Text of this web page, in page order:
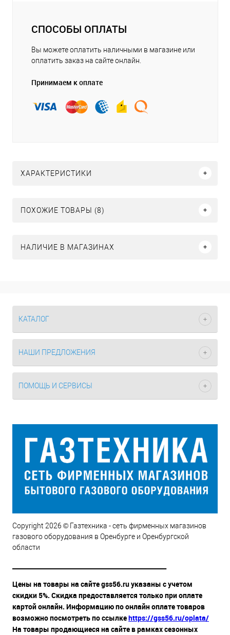
СПОСОБЫ ОПЛАТЫ
Вы можете оплатить наличными в магазине или
оплатить заказ на сайте онлайн.
Принимаем к оплате
ХАРАКТЕРИСТИКИ
ПОХОЖИЕ ТОВАРЫ (8)
НАЛИЧИЕ В МАГАЗИНАХ
КАТАЛОГ
НАШИ ПРЕДЛОЖЕНИЯ
ПОМОЩЬ И СЕРВИСЫ
Copyright 2026 © Газтехника - сеть фирменных магазинов
газового оборудования в Оренбурге и Оренбургской
области
Цены на товары на сайте gss56.ru указаны с учетом
скидки 5%. Скидка предоставляется только при оплате
картой онлайн. Информацию по онлайн оплате товаров
возможно посмотреть по ссылкеhttps://gss56.ru/oplata/
На товары продающиеся на сайте в рамках сезонных